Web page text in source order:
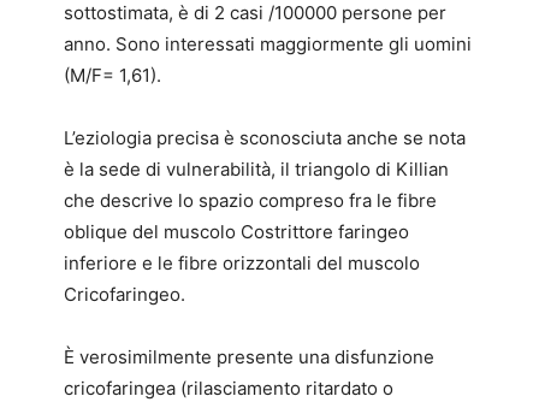
sottostimata, è di 2 casi /100000 persone per
anno. Sono interessati maggiormente gli uomini
(M/F= 1,61).
L’eziologia precisa è sconosciuta anche se nota
è la sede di vulnerabilità, il triangolo di Killian
che descrive lo spazio compreso fra le fibre
oblique del muscolo Costrittore faringeo
inferiore e le fibre orizzontali del muscolo
Cricofaringeo.
È verosimilmente presente una disfunzione
cricofaringea (rilasciamento ritardato o